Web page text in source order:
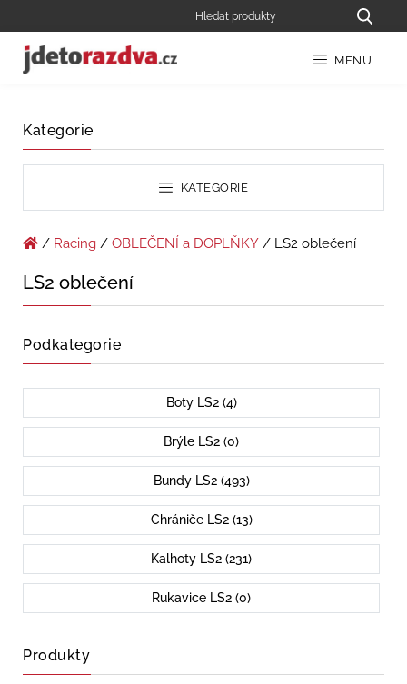
MENU
Kategorie
KATEGORIE
/ Racing / OBLEČENÍ a DOPLŇKY / LS2 oblečení
LS2 oblečení
Podkategorie
Boty LS2 (4)
Brýle LS2 (0)
Bundy LS2 (493)
Chrániče LS2 (13)
Kalhoty LS2 (231)
Rukavice LS2 (0)
Produkty